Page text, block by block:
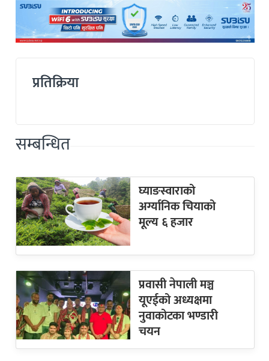
प्रतिक्रिया
सम्बन्धित
घ्याङस्वाराको
अर्ग्यानिक चियाको
मूल्य ६ हजार
प्रवासी नेपाली मञ्च
यूएईको अध्यक्षमा
नुवाकोटका भण्डारी
चयन